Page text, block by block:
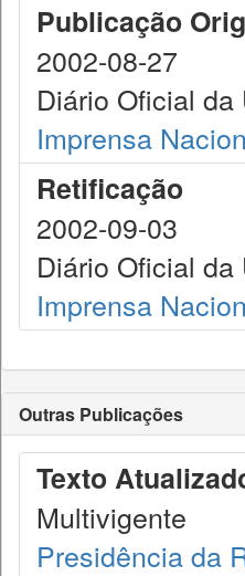
Publicação
2002-08-27
Diário Oficial
Imprensa
Retificação
2002-09-03
Diário Oficial
Imprensa
Outras Publicações
Texto
Multivigente
Presidência da